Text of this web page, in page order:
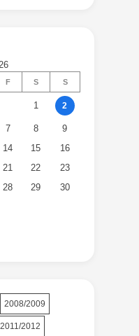
F S S
1 2
7 8
9
14 15
16
21 22
23
28 29
30
2008/2009
2011/2012